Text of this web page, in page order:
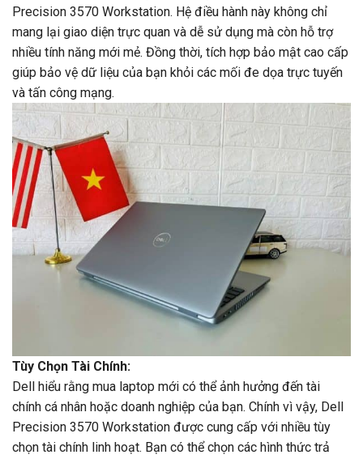
Precision 3570 Workstation. Hệ điều hành này không chỉ
mang lại giao diện trực quan và dễ sử dụng mà còn hỗ trợ
nhiều tính năng mới mẻ. Đồng thời, tích hợp bảo mật cao cấp
giúp bảo vệ dữ liệu của bạn khỏi các mối đe dọa trực tuyến
và tấn công mạng.
Tùy Chọn Tài Chính:
Dell hiểu rằng mua laptop mới có thể ảnh hưởng đến tài
chính cá nhân hoặc doanh nghiệp của bạn. Chính vì vậy, Dell
Precision 3570 Workstation được cung cấp với nhiều tùy
chọn tài chính linh hoạt. Bạn có thể chọn các hình thức trả